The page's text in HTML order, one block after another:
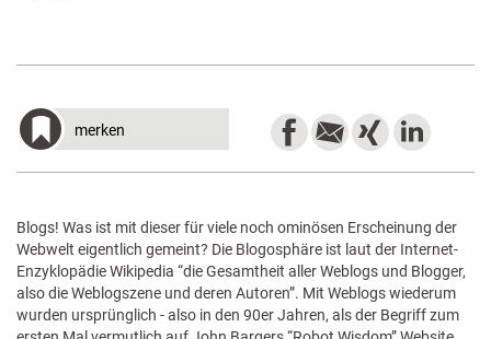
merken
Blogs! Was ist mit dieser für viele noch ominösen Erscheinung der
Webwelt eigentlich gemeint? Die Blogosphäre ist laut der Internet-
Enzyklopädie Wikipedia “die Gesamtheit aller Weblogs und Blogger,
also die Weblogszene und deren Autoren”. Mit Weblogs wiederum
wurden ursprünglich - also in den 90er Jahren, als der Begriff zum